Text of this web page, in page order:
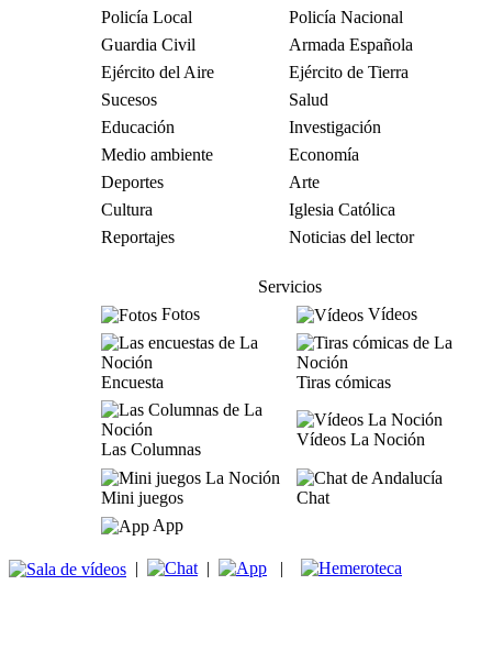
Policía Local
Policía Nacional
Guardia Civil
Armada Española
Ejército del Aire
Ejército de Tierra
Sucesos
Salud
Educación
Investigación
Medio ambiente
Economía
Deportes
Arte
Cultura
Iglesia Católica
Reportajes
Noticias del lector
Servicios
Fotos
Vídeos
Encuesta Tiras cómicas
Las Columnas
Vídeos La Noción
Mini juegos
Chat
App
| | |